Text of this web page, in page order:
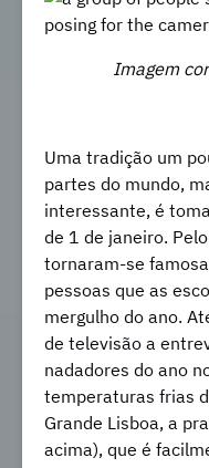
Imagem
Uma tradição um
partes do mundo,
interessante, é
de 1 de janeiro.
tornaram-se
pessoas que as
mergulho do ano.
de televisão a
nadadores do ano
temperaturas frias
Grande Lisboa, a
acima), que é